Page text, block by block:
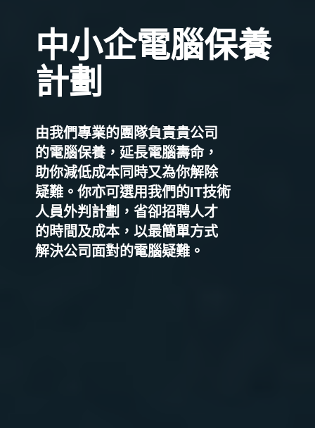
中小企電腦保養
計劃
由我們專業的團隊負責貴公司
的電腦保養，延長電腦壽命，
助你減低成本同時又為你解除
疑難。你亦可選用我們的IT技術
人員外判計劃，省卻招聘人才
的時間及成本，以最簡單方式
解決公司面對的電腦疑難。